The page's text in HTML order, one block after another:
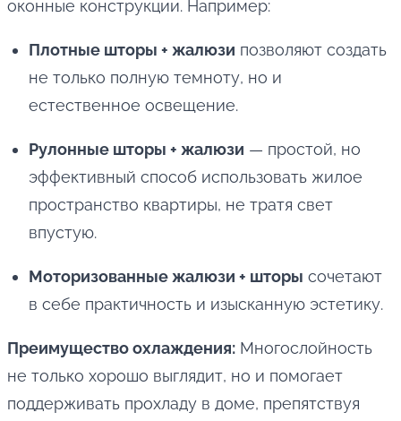
оконные конструкции. Например:
Плотные шторы + жалюзи позволяют создать
не только полную темноту, но и
естественное освещение.
Рулонные шторы + жалюзи — простой, но
эффективный способ использовать жилое
пространство квартиры, не тратя свет
впустую.
Моторизованные жалюзи + шторы сочетают
в себе практичность и изысканную эстетику.
Преимущество охлаждения: Многослойность
не только хорошо выглядит, но и помогает
поддерживать прохладу в доме, препятствуя